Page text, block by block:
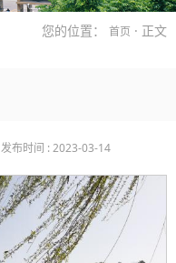
您的位置： 首页 · 正文
发布时间 : 2023-03-14